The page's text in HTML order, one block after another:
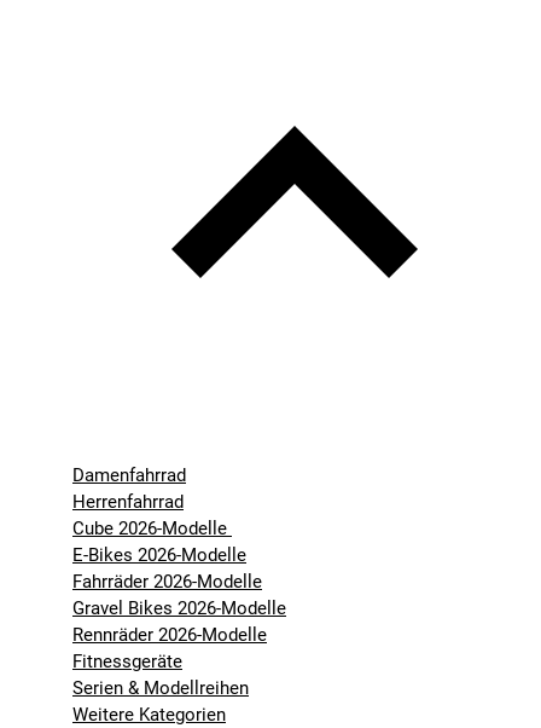
Damenfahrrad
Herrenfahrrad
Cube 2026-Modelle
E-Bikes 2026-Modelle
Fahrräder 2026-Modelle
Gravel Bikes 2026-Modelle
Rennräder 2026-Modelle
Fitnessgeräte
Serien & Modellreihen
Weitere Kategorien